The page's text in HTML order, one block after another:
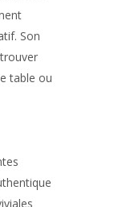
Son
table ou